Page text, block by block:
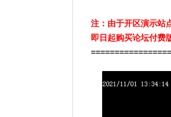
注：由于开区演示站
即日起购买论坛付费